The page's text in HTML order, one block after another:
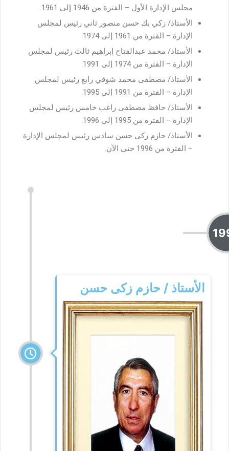
مجلس الإدارة الأول – الفترة من 1946 إلى 1961.
الأستاذ/ زكي بك حسن منصور ثاني رئيس لمجلس
الإدارة – الفترة من 1961 إلى 1974.
الأستاذ/ محمد عبدالفتاح إبراهيم ثالث رئيس لمجلس
الإدارة – الفترة من 1974 إلى 1991.
الأستاذ/ مصطفى محمد شوقي رابع رئيس لمجلس
الإدارة – الفترة من 1991 إلى 1995.
الأستاذ/ حافظ مصطفى راغب خامس رئيس لمجلس
الإدارة – الفترة من 1995 إلى 1996.
الأستاذ/ حازم زكي حسن سادس رئيس لمجلس الإدارة
– الفترة من 1996 حتى الآن.
الأستاذ / حازم زكى حسن